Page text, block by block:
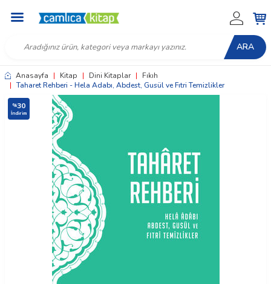
ARA
Anasayfa | Kitap | Dini Kitaplar |
Fıkıh
| Taharet Rehberi - Hela Adabı, Abdest, Gusül ve Fıtri Temizlikler
%30
İndirim